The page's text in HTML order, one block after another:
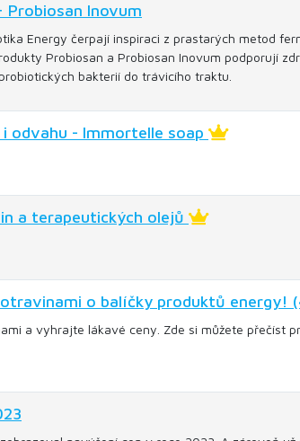
Probiosan Inovum
Energy čerpají inspiraci z prastarých metod
Probiosan a Probiosan Inovum podporují
bakterií do trávicího traktu.
odvahu - Immortelle soap
a terapeutických olejů
o balíčky produktů energy!
a vyhrajte lákavé ceny. Zde si můžete přečíst